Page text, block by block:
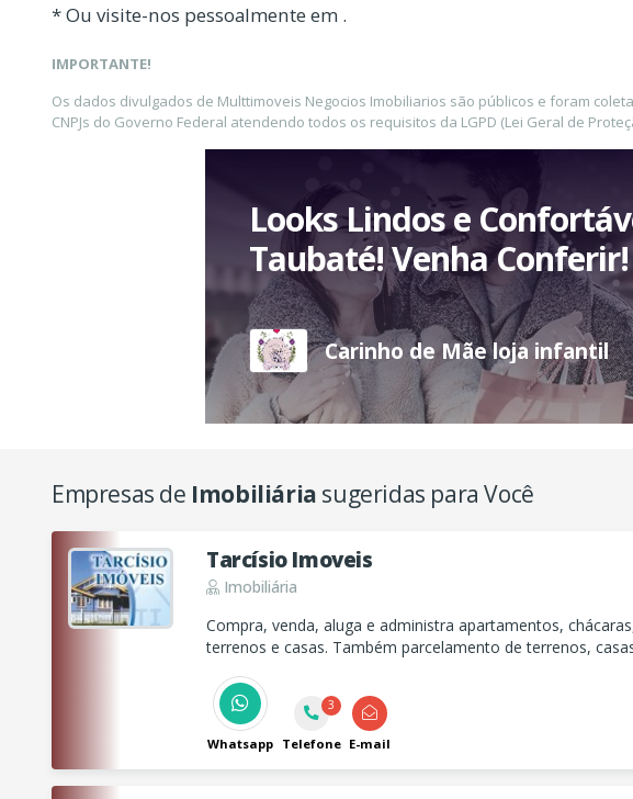
* Ou visite-nos pessoalmente em .
IMPORTANTE!
Os dados divulgados de Multtimoveis Negocios Imobiliarios são públicos e foram
CNPJs do Governo Federal atendendo todos os requisitos da LGPD (Lei Geral de
Looks Lindos e
Taubaté! Venha Conferir!
Carinho de Mãe loja infantil
Empresas de Imobiliária sugeridas para Você
Tarcísio Imoveis
Imobiliária
Compra, venda, aluga e administra apartamentos,
terrenos e casas. Também parcelamento de terrenos,
Whatsapp
3
Telefone E-mail